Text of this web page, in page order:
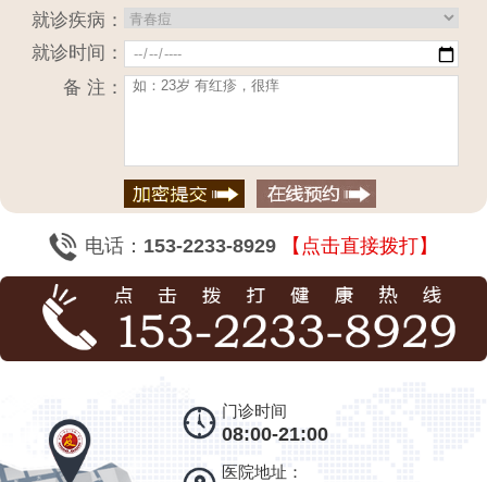
就诊疾病：
就诊时间：
备 注：
电话： 153-2233-8929 【点击直接拨打】
门诊时间
08:00-21:00
医院地址：